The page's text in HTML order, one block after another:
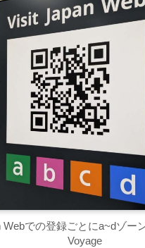
Webでの登録ごとにa~dゾー
Voyage